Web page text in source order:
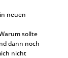
neuen
sollte
dann noch
nicht